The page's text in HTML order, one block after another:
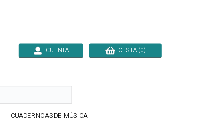
CUENTA CESTA (0)
CUADERNOASDE MÚSICA